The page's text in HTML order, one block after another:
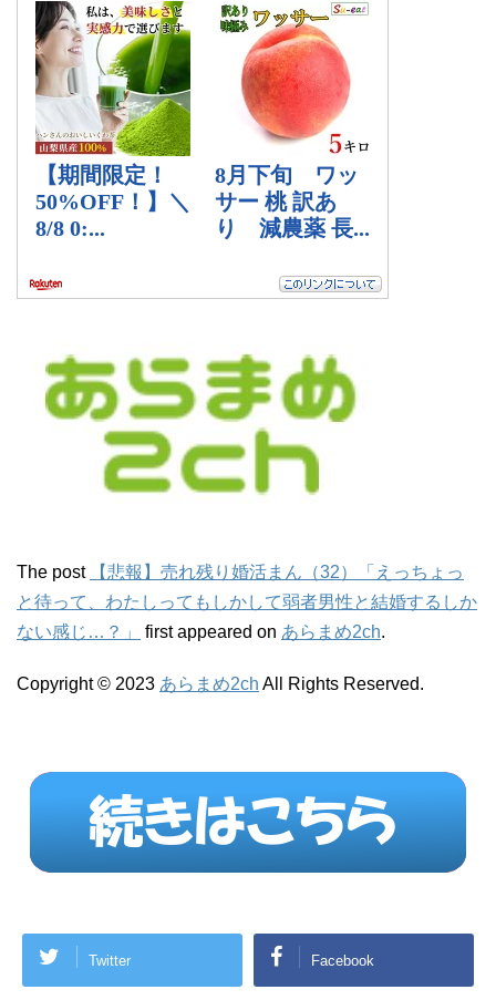
The post
【悲報】売れ残り婚活まん（32）「えっちょっ
と待って、わたしってもしかして弱者男性と結婚するしか
ない感じ…？」
first appeared on あらまめ2ch.
Copyright © 2023 あらまめ2ch All Rights Reserved.
Twitter Facebook